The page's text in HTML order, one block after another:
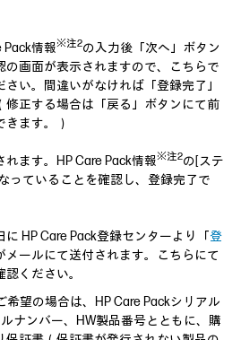
Pack情報※注2の入力後「次へ」ボタン
の画面が表示されますので、こちらで
い。間違いがなければ「登録完了」
修正する場合は「戻る」ボタンにて前
ます。）
ます。HP Care Pack情報※注2の[ステ
っていることを確認し、登録完了で
HP Care Pack登録センターより「登
メールにて送付されます。こちらにて
ください。
望の場合は、HP Care Packシリアル
ナンバー、HW製品番号とともに、購